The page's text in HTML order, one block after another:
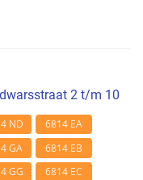
2 t/m 10
ND
6814 EA
GA
6814 EB
GG
6814 EC